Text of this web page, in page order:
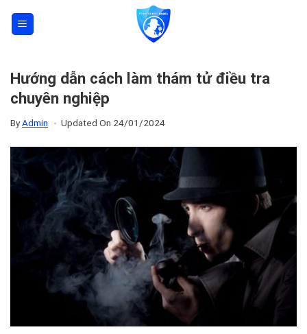
Hướng dẫn cách làm thám tử điều tra
chuyên nghiệp
ByAdmin Updated On 24/01/2024